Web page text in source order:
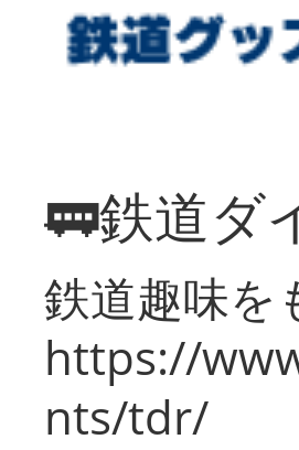
🚃鉄道ダ
鉄道趣味を
https://
nts/tdr/